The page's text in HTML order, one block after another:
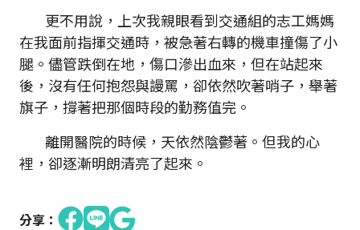
更不用說，上次我親眼看到交通組的志工媽媽
在我面前指揮交通時，被急著右轉的機車撞傷了小
腿。儘管跌倒在地，傷口滲出血來，但在站起來
後，沒有任何抱怨與謾罵，卻依然吹著哨子，舉著
旗子，撐著把那個時段的勤務值完。
離開醫院的時候，天依然陰鬱著。但我的心
裡，卻逐漸明朗清亮了起來。
分享：